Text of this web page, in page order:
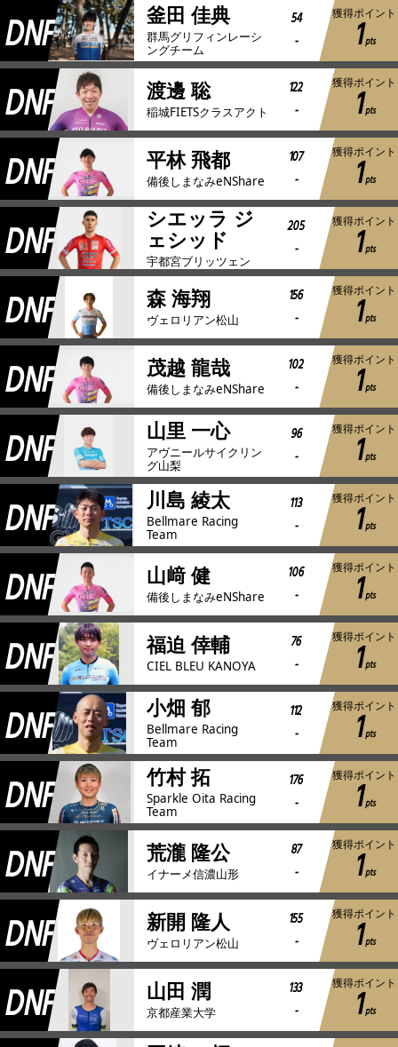
DNF 釜田 佳典
群馬グリフィンレーシ
ングチーム
54
-
獲得ポイント
1pts
DNF 渡邊 聡
稲城FIETSクラスアクト
122
-
獲得ポイント
1pts
DNF 平林 飛都
備後しまなみeNShare
107
-
獲得ポイント
1pts
DNF
シエッラ ジ
ェシッド
宇都宮ブリッツェン
205
-
獲得ポイント
1pts
DNF 森 海翔
ヴェロリアン松山
156
-
獲得ポイント
1pts
DNF 茂越 龍哉
備後しまなみeNShare
102
-
獲得ポイント
1pts
DNF 山里 一心
アヴニールサイクリン
グ山梨
96
-
獲得ポイント
1pts
DNF 川島 綾太
Bellmare Racing
Team
113
-
獲得ポイント
1pts
DNF 山﨑 健
備後しまなみeNShare
106
-
獲得ポイント
1pts
DNF 福迫 倖輔
CIEL BLEU KANOYA
76
-
獲得ポイント
1pts
DNF 小畑 郁
Bellmare Racing
Team
112
-
獲得ポイント
1pts
DNF 竹村 拓
Sparkle Oita Racing
Team
176
-
獲得ポイント
1pts
DNF 荒瀧 隆公
イナーメ信濃山形
87
-
獲得ポイント
1pts
DNF 新開 隆人
ヴェロリアン松山
155
-
獲得ポイント
1pts
DNF 山田 潤
京都産業大学
133
-
獲得ポイント
1pts